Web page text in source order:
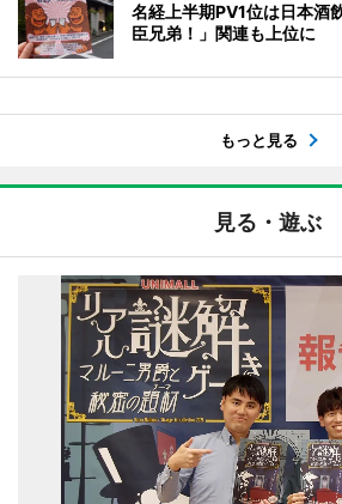
名経上半期PV1位は日本
臣兄弟！」関連も上位に
もっと見る
見る・遊ぶ